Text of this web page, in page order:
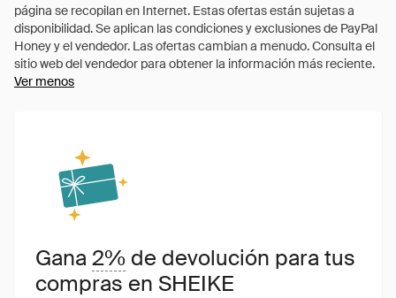
Ver menos
Gana2% de devolución para tus
compras en SHEIKE